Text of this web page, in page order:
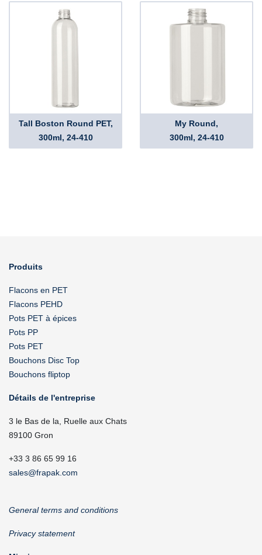
Tall Boston Round PET,
300ml, 24-410
My Round,
300ml, 24-410
Produits
Flacons en PET
Flacons PEHD
Pots PET à épices
Pots PP
Pots PET
Bouchons Disc Top
Bouchons fliptop
Détails de l'entreprise
3 le Bas de la, Ruelle aux Chats
89100 Gron
+33 3 86 65 99 16
sales@frapak.com
General terms and conditions
Privacy statement